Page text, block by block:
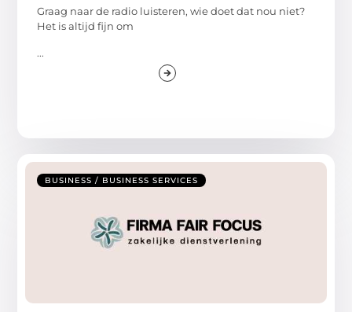
Graag naar de radio luisteren, wie doet dat nou niet?
Het is altijd fijn om
...
BUSINESS / BUSINESS SERVICES